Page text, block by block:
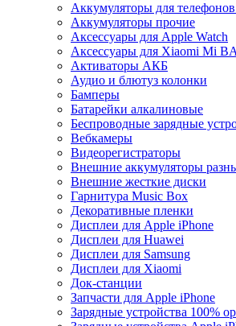
Аккумуляторы для
Аккумуляторы прочие
Аксессуары для Apple Watch
Аксессуары для Xiaomi Mi
Активаторы АКБ
Аудио и блютуз колонки
Бамперы
Батарейки алкалиновые
Беспроводные зарядные
Вебкамеры
Видеорегистраторы
Внешние аккумуляторы
Внешние жесткие диски
Гарнитура Music Box
Декоративные пленки
Дисплеи для Apple iPhone
Дисплеи для Huawei
Дисплеи для Samsung
Дисплеи для Xiaomi
Док-станции
Запчасти для Apple iPhone
Зарядные устройства 100%